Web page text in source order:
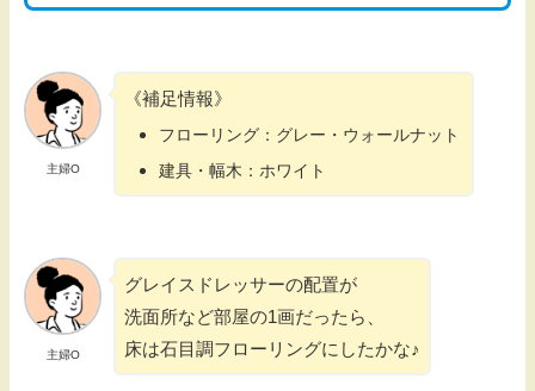
主婦O
《補足情報》
フローリング：グレー・ウォールナット
建具・幅木：ホワイト
主婦O
グレイスドレッサーの配置が
洗面所など部屋の1画だったら、
床は石目調フローリングにしたかな♪